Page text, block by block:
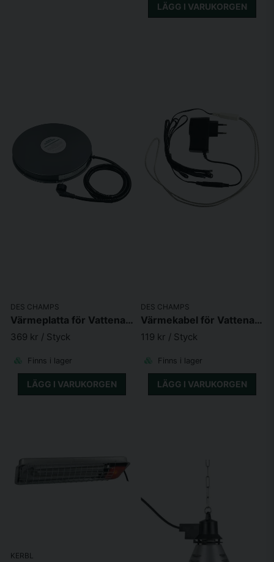
LÄGG I VARUKORGEN
DES CHAMPS
Värmeplatta för Vattenautomater 125W 37cm
369 kr / Styck
Finns i lager
LÄGG I VARUKORGEN
DES CHAMPS
Värmekabel för Vattenautomat Höns 6W
119 kr / Styck
Finns i lager
LÄGG I VARUKORGEN
KERBL